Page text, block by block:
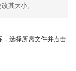
其大小。
，选择所需文件并点击